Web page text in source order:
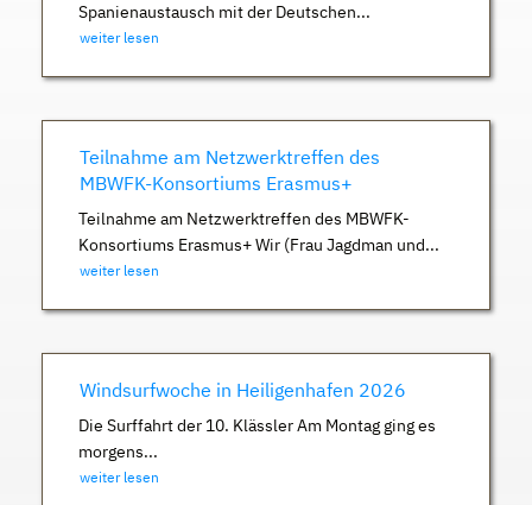
Spanienaustausch mit der Deutschen...
weiter lesen
Teilnahme am Netzwerktreffen des
MBWFK-Konsortiums Erasmus+
Teilnahme am Netzwerktreffen des MBWFK-
Konsortiums Erasmus+ Wir (Frau Jagdman und...
weiter lesen
Windsurfwoche in Heiligenhafen 2026
Die Surffahrt der 10. Klässler Am Montag ging es
morgens...
weiter lesen